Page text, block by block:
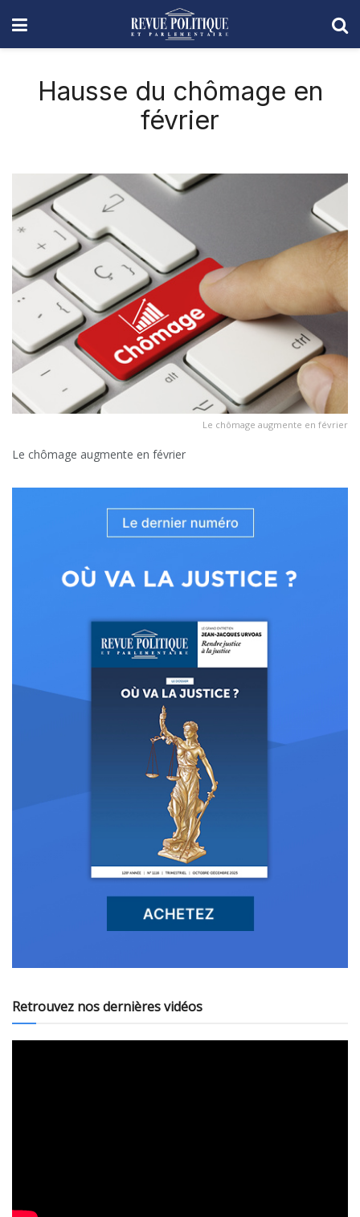
Hausse du chômage en
février
Le chômage augmente en février
Le chômage augmente en février
Retrouvez nos dernières vidéos